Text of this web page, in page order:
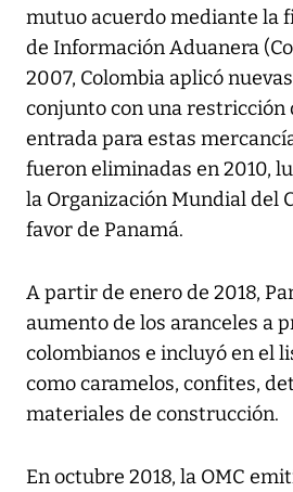
mutuo acuerdo mediante la
de Información Aduanera
2007, Colombia aplicó
conjunto con una restricción
entrada para estas
fueron eliminadas en 2010,
la Organización Mundial del
favor de Panamá.
A partir de enero de 2018,
aumento de los aranceles a
colombianos e incluyó en el
como caramelos, confites,
materiales de construcción.
En octubre 2018, la OMC